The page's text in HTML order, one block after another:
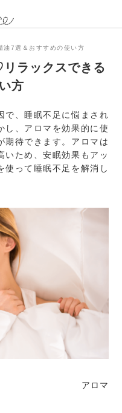
7選＆おすすめの使い方
ラックスできる
方
で、睡眠不足に悩まされ
し、アロマを効果的に使
期待できます。アロマは
いため、安眠効果もアッ
使って睡眠不足を解消し
アロマ